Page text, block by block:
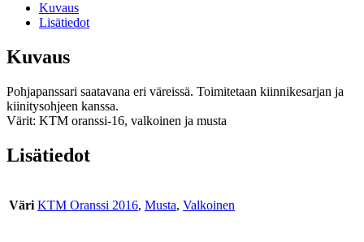
Kuvaus
Lisätiedot
Kuvaus
Pohjapanssari saatavana eri väreissä. Toimitetaan kiinnikesarjan ja
kiinitysohjeen kanssa.
Värit: KTM oranssi-16, valkoinen ja musta
Lisätiedot
Väri KTM Oranssi 2016, Musta, Valkoinen